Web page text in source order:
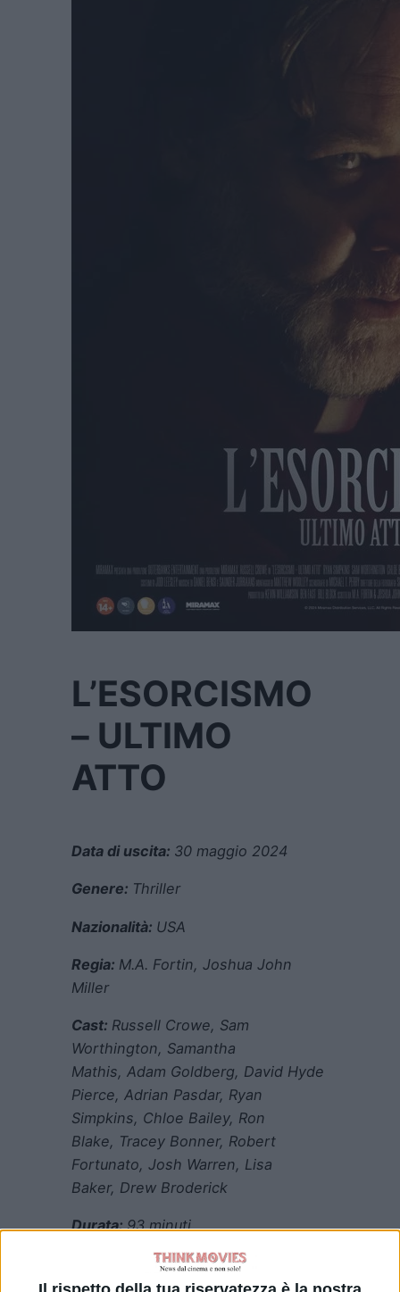
L’ESORCISMO
– ULTIMO
ATTO
Data di uscita: 30 maggio 2024
Genere: Thriller
Nazionalità: USA
Regia: M.A. Fortin, Joshua John
Miller
Cast: Russell Crowe, Sam
Worthington, Samantha
Mathis, Adam Goldberg, David Hyde
Pierce, Adrian Pasdar, Ryan
Simpkins, Chloe Bailey, Ron
Blake, Tracey Bonner, Robert
Fortunato, Josh Warren, Lisa
Baker, Drew Broderick
Durata:93 minuti
Distribuzione:Eagle Pictures